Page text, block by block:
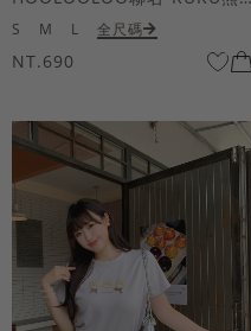
S M L 全尺碼
NT.690